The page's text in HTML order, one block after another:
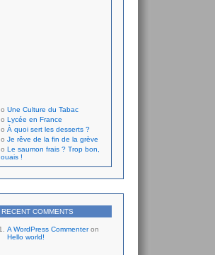
Une Culture du Tabac
Lycée en France
À quoi sert les desserts ?
Je rêve de la fin de la grève
Le saumon frais ? Trop bon,
ouais !
RECENT COMMENTS
A WordPress Commenteron
Hello world!